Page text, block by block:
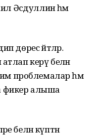
Әсәдуллин һәм
дөрес әйтәләр.
керү белән
проблемалар һәм
фикер алыша
белән күптән